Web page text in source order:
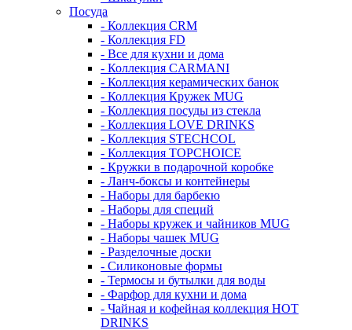
Посуда
- Коллекция CRM
- Коллекция FD
- Все для кухни и дома
- Коллекция CARMANI
- Коллекция керамических банок
- Коллекция Кружек MUG
- Коллекция посуды из стекла
- Коллекция LOVE DRINKS
- Коллекция STECHСOL
- Коллекция TOPCHOICE
- Кружки в подарочной коробке
- Ланч-боксы и контейнеры
- Наборы для барбекю
- Наборы для специй
- Наборы кружек и чайников MUG
- Наборы чашек MUG
- Разделочные доски
- Силиконовые формы
- Термосы и бутылки для воды
- Фарфор для кухни и дома
- Чайная и кофейная коллекция HOT
DRINKS